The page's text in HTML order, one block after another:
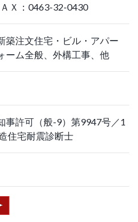
Ｘ：0463-32-0430
築注文住宅・ビル・アパー
ーム全般、外構工事、他
事許可（般-9）第9947号／1
住宅耐震診断士